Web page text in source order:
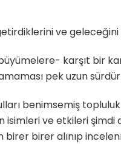
ve
karşıt bir
pek uzun
benimsemiş
isimleri ve etkileri şimdi
birer alınıp